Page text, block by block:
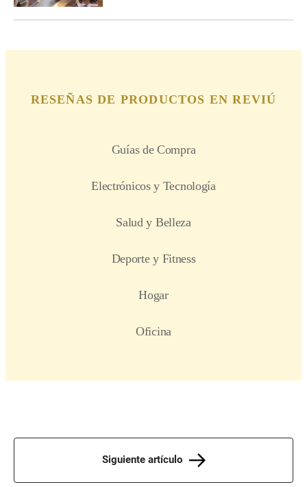
Siguiente artículo